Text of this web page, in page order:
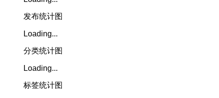
发布统计图
Loading...
分类统计图
Loading...
标签统计图